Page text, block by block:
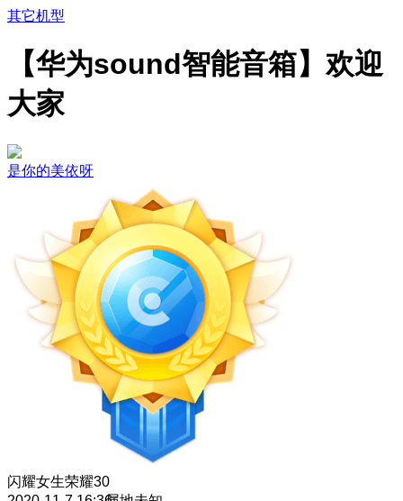
其它机型
【华为sound智能音箱】欢迎
大家
是你的美依呀
闪耀女生荣耀30